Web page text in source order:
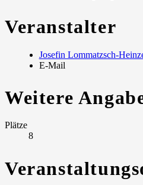
Veranstalter
Josefin Lommatzsch-
E-Mail
Weitere
Plätze
8